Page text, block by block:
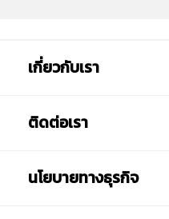
เกี่ยวกับเรา
ติดต่อเรา
นโยบายทางธุรกิจ